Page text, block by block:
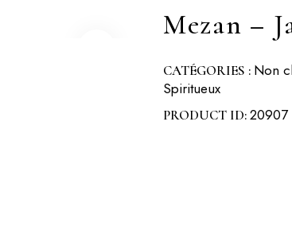
Mezan –
CATÉGORIES : Non
Spiritueux
PRODUCT ID:20907